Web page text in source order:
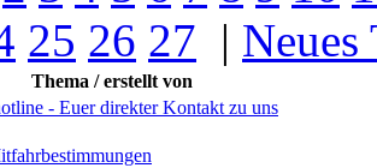
25 26 27 | Neues
Thema / erstellt von
- Euer direkter Kontakt zu uns